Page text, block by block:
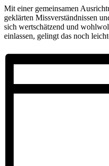
Mit einer gemeinsamen
geklärten Missverständnissen
sich wertschätzend und
einlassen, gelingt das noch